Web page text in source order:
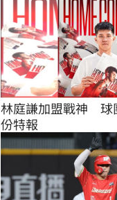
林庭謙加盟戰神　
份特報